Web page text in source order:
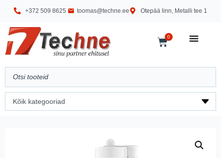
+372 509 8625 toomas@techne.ee Otepää linn, Metalli tee 1
0